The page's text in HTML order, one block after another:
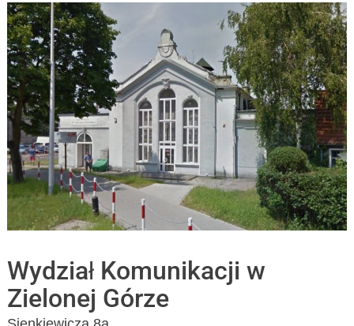
Wydział Komunikacji w
Zielonej Górze